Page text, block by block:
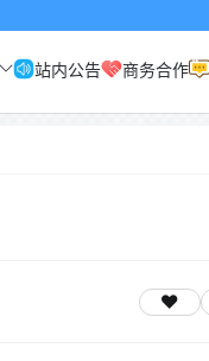
站内公告 商务合作